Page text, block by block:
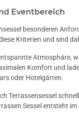
Eventbereich
besonderen
Kriterien und sind
Atmosphäre,
Komfort und
oder Hotelgärten.
Terrassensessel
Sessel entsteht